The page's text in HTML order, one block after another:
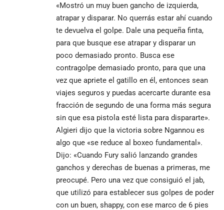
«Mostró un muy buen gancho de izquierda,
atrapar y disparar. No querrás estar ahí cuando
te devuelva el golpe. Dale una pequeña finta,
para que busque ese atrapar y disparar un
poco demasiado pronto. Busca ese
contragolpe demasiado pronto, para que una
vez que apriete el gatillo en él, entonces sean
viajes seguros y puedas acercarte durante esa
fracción de segundo de una forma más segura
sin que esa pistola esté lista para dispararte».
Algieri dijo que la victoria sobre Ngannou es
algo que «se reduce al boxeo fundamental».
Dijo: «Cuando Fury salió lanzando grandes
ganchos y derechas de buenas a primeras, me
preocupé. Pero una vez que consiguió el jab,
que utilizó para establecer sus golpes de poder
con un buen, shappy, con ese marco de 6 pies